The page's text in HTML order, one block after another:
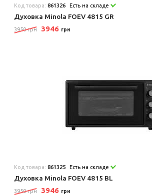
Код товара:861326 Есть на складе
Духовка Minola FOEV 4815 GR
3950 грн 3946 грн
Код товара:861325 Есть на складе
Духовка Minola FOEV 4815 BL
3950 грн 3946 грн